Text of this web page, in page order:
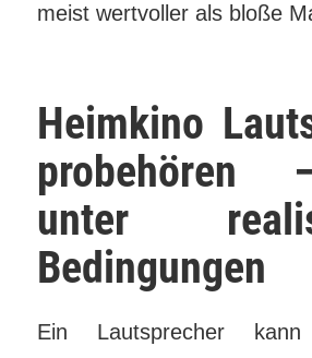
meist wertvoller als bloße
Heimkino
probehören
unter
Bedingungen
Ein Lautsprecher